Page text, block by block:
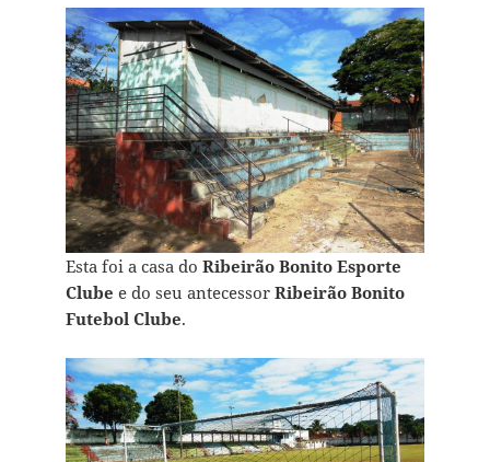
Esta foi a casa do Ribeirão Bonito Esporte
Clube e do seu antecessor Ribeirão Bonito
Futebol Clube.